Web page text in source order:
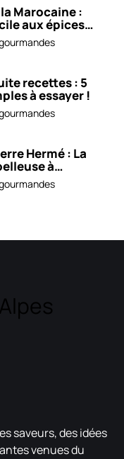
Marocaine :
aux épices
recettes : 5
à essayer !
Hermé : La
à
saveurs, des idées
venues du